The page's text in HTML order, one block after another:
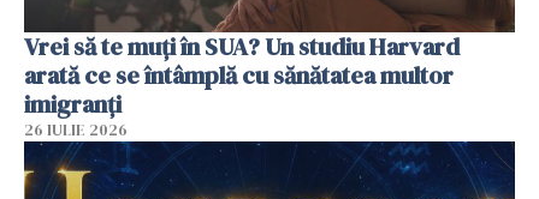
Vrei să te muți în SUA? Un studiu Harvard
arată ce se întâmplă cu sănătatea multor
imigranți
26 IULIE 2026